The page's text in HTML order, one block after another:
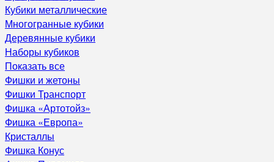
Кубики металлические
Многогранные кубики
Деревянные кубики
Наборы кубиков
Показать все
Фишки и жетоны
Фишки Транспорт
Фишка «Артотойз»
Фишка «Европа»
Кристаллы
Фишка Конус